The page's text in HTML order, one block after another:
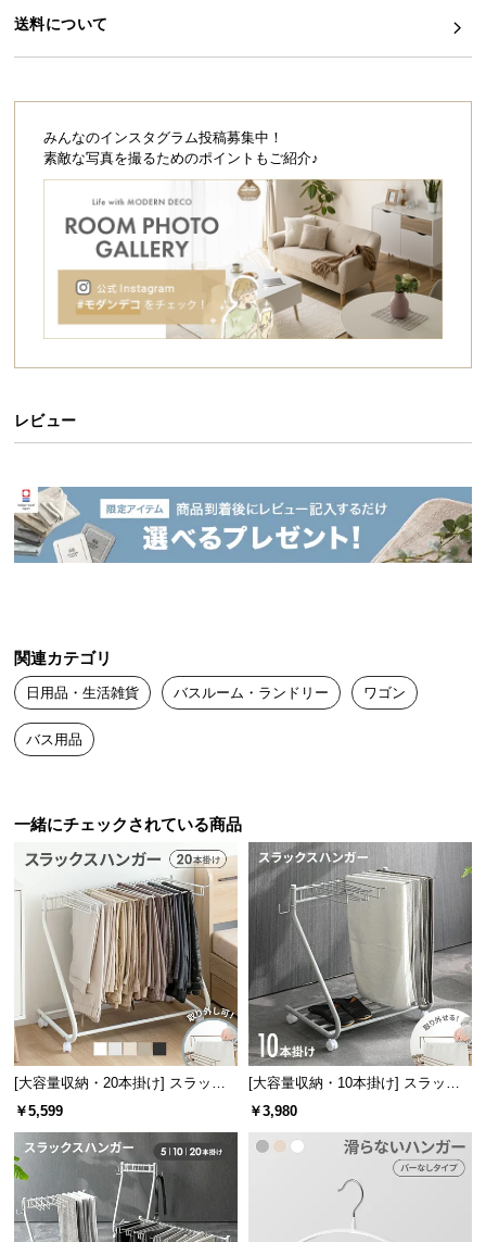
ョ
ン
て
送
料
に
大
型
商
品
送
に
い
て
型
商
品
の
配
送
に
い
て
送料について
みんなのインスタグラム投稿募集中！
素敵な写真を撮るためのポイントもご紹介♪
レビュー
関連カテゴリ
日用品・生活雑貨 バスルーム・ランドリー ワゴン
バス用品
一緒にチェックされている商品
[大容量収納・20本掛け] スラック
スハンガー キャスター付き 出し入
￥5,599
[大容量収納・10本掛け] スラック
スハンガー キャスター付き 出し入
￥3,980